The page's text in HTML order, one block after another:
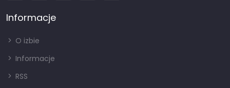
Informacje
O izbie
Informacje
RSS